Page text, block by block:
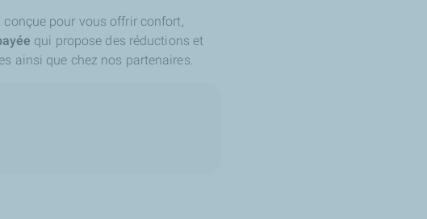
pour vous offrir confort,
qui propose des réductions et
ainsi que chez nos partenaires.